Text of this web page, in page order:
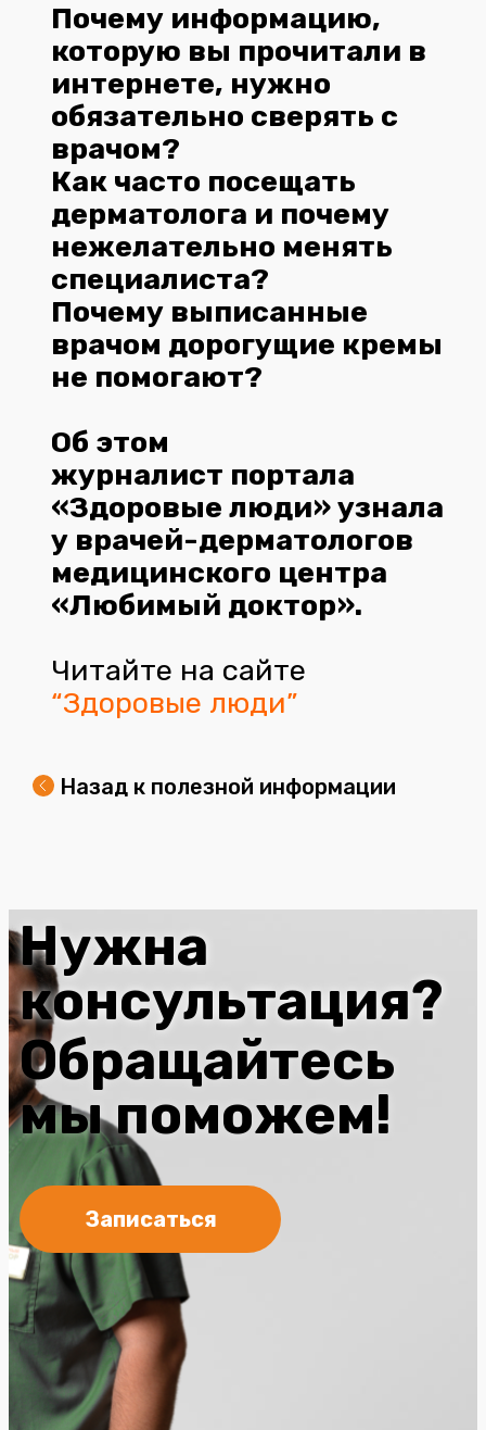
Почему информацию,
которую вы прочитали в
интернете, нужно
обязательно сверять с
врачом?
Как часто посещать
дерматолога и почему
нежелательно менять
специалиста?
Почему выписанные
врачом дорогущие кремы
не помогают?
Об этом
журналист портала
«Здоровые люди» узнала
у врачей-дерматологов
медицинского центра
«Любимый доктор».
Читайте на сайте
“Здоровые люди”
Назад к полезной информации
Нужна
консультация?
Обращайтесь
мы поможем!
Записаться